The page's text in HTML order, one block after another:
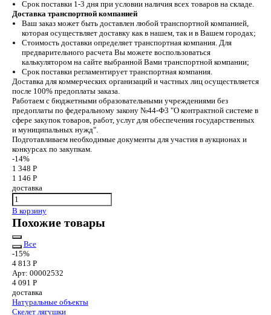
Срок поставки 1-3 дня при условии наличия всех товаров на складе.
Доставка транспортной компанией
Ваш заказ может быть доставлен любой транспортной компанией,
которая осуществляет доставку как в нашем, так и в Вашем городах;
Стоимость доставки определяет транспортная компания. Для
предварительного расчета Вы можете воспользоваться
калькулятором на сайте выбранной Вами транспортной компании;
Срок поставки регламентирует транспортная компания.
Доставка для коммерческих организаций и частных лиц осуществляется
после 100% предоплаты заказа.
Работаем с бюджетными образовательными учреждениями без
предоплаты по федеральному закону №44-Ф3 "О контрактной системе в
сфере закупок товаров, работ, услуг для обеспечения государственных
и муниципальных нужд".
Подготавливаем необходимые документы для участия в аукционах и
конкурсах по закупкам.
-14%
1 348 Р
1 146 Р
доставка
В корзину
Похожие товары
Все
-15%
4 813 Р
Арт: 00002532
4 091 Р
доставка
Натуральные объекты
Скелет лягушки